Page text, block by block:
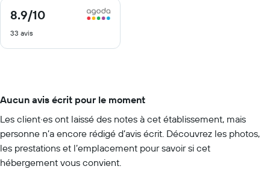
8.9/10
8.9
10
33 avis
Aucun avis écrit pour le moment
Les client·es ont laissé des notes à cet établissement, mais
personne n’a encore rédigé d’avis écrit. Découvrez les photos,
les prestations et l’emplacement pour savoir si cet
hébergement vous convient.